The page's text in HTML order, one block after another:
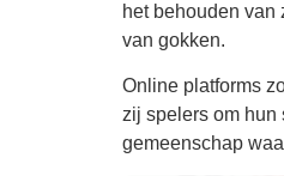
het behouden van
van gokken.
Online platforms
zij spelers om hun
gemeenschap